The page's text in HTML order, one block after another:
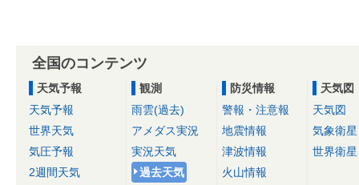
全国のコンテンツ
天気予報
天気予報
世界天気
気圧予報
2週間天気
観測
雨雲(過去)
アメダス実況
実況天気
過去天気
防災情報
警報・注意報
地震情報
津波情報
火山情報
天気図
天気図
気象衛星
世界衛星